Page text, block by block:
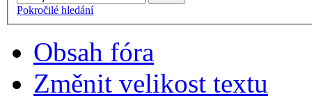
Pokročilé hledání
Obsah fóra
Změnit velikost textu